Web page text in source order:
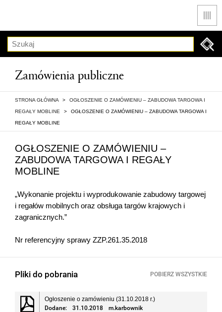
Szukaj
Zamówienia publiczne
STRONA GŁÓWNA > OGŁOSZENIE O ZAMÓWIENIU – ZABUDOWA TARGOWA I
REGAŁY MOBLINE > OGŁOSZENIE O ZAMÓWIENIU – ZABUDOWA TARGOWA I
REGAŁY MOBLINE
OGŁOSZENIE O ZAMÓWIENIU –
ZABUDOWA TARGOWA I REGAŁY
MOBLINE
„Wykonanie projektu i wyprodukowanie zabudowy targowej
i regałów mobilnych oraz obsługa targów krajowych i
zagranicznych.”
Nr referencyjny sprawy ZZP.261.35.2018
Pliki do pobrania POBIERZ WSZYSTKIE
Ogłoszenie o zamówieniu (31.10.2018 r.)
Dodane:
31.10.2018 m.karbownik